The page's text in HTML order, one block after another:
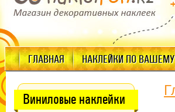
ГЛАВНАЯ НАКЛЕЙКИ ПО
Виниловые наклейки